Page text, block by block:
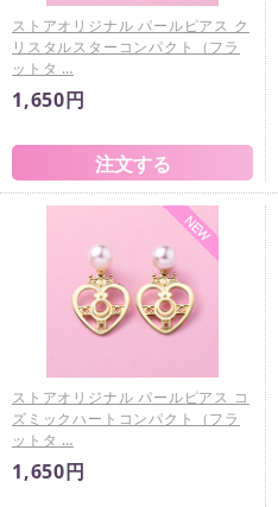
ストアオリジナル パールピアス ク
リスタルスターコンパクト（フラ
ットタ …
1,650円
ストアオリジナル パールピアス コ
ズミックハートコンパクト（フラ
ットタ …
1,650円